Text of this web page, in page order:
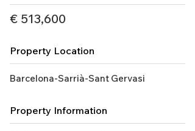
€ 513,600
Property Location
Barcelona-Sarrià-Sant Gervasi
Property Information